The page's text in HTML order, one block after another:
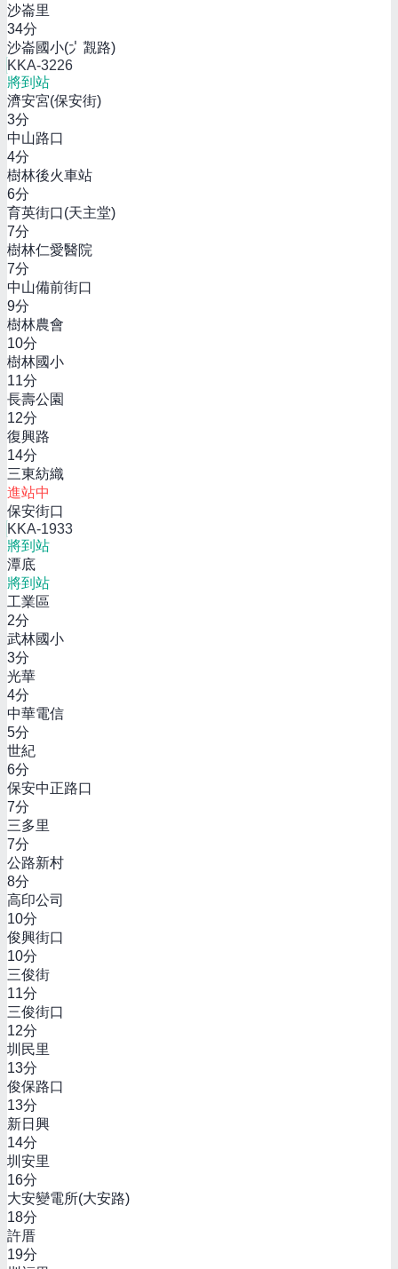
沙崙里
34分
沙崙國小(大觀路)
KKA-3226
將到站
濟安宮(保安街)
3分
中山路口
4分
樹林後火車站
6分
育英街口(天主堂)
7分
樹林仁愛醫院
7分
中山備前街口
9分
樹林農會
10分
樹林國小
11分
長壽公園
12分
復興路
14分
三東紡織
進站中
保安街口
KKA-1933
將到站
潭底
將到站
工業區
2分
武林國小
3分
光華
4分
中華電信
5分
世紀
6分
保安中正路口
7分
三多里
7分
公路新村
8分
高印公司
10分
俊興街口
10分
三俊街
11分
三俊街口
12分
圳民里
13分
俊保路口
13分
新日興
14分
圳安里
16分
大安變電所(大安路)
18分
許厝
19分